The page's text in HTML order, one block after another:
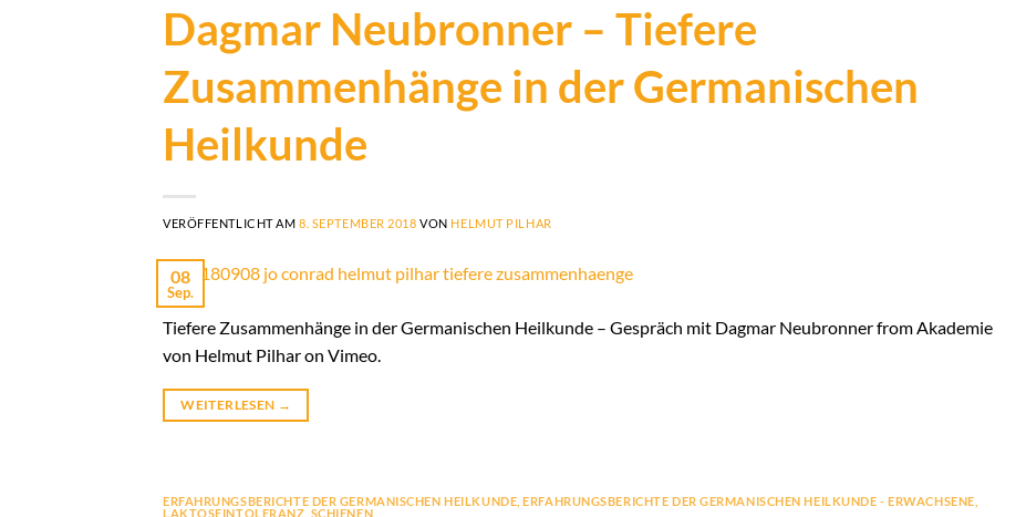
Dagmar Neubronner – Tiefere
Zusammenhänge in der Germanischen
Heilkunde
VERÖFFENTLICHT AM8. SEPTEMBER 2018 VON HELMUT PILHAR
08
Sep.
Tiefere Zusammenhänge in der Germanischen Heilkunde – Gespräch mit Dagmar Neubronner from Akademie
von Helmut Pilhar on Vimeo.
WEITERLESEN →
ERFAHRUNGSBERICHTE DER GERMANISCHEN HEILKUNDE ,ERFAHRUNGSBERICHTE DER GERMANISCHEN HEILKUNDE - ERWACHSENE
LAKTOSEINTOLERANZ SCHIENEN